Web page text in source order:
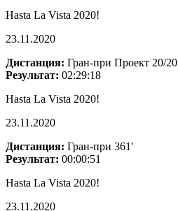
Hasta La Vista 2020!
23.11.2020
Дистанция: Гран-при Проект 20/20
Результат: 02:29:18
Hasta La Vista 2020!
23.11.2020
Дистанция: Гран-при 361'
Результат: 00:00:51
Hasta La Vista 2020!
23.11.2020